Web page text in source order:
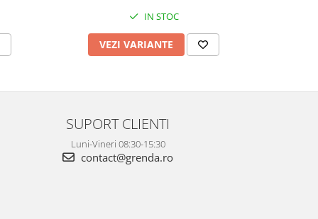
IN STOC
VEZI VARIANTE
SUPORT CLIENTI
Luni-Vineri 08:30-15:30
contact@grenda.ro